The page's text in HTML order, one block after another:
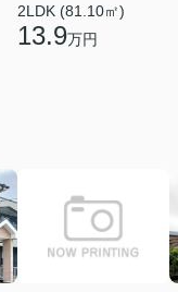
2LDK (81.10㎡)
13.9万円